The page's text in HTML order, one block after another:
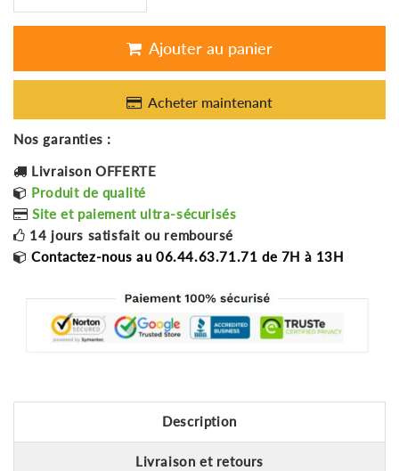
Ajouter au panier
Acheter maintenant
Nos garanties :
Livraison OFFERTE
Produit de qualité
Site et paiement ultra-sécurisés
14 jours satisfait ou remboursé
Contactez-nous au 06.44.63.71.71 de 7H à 13H
Description
Livraison et retours